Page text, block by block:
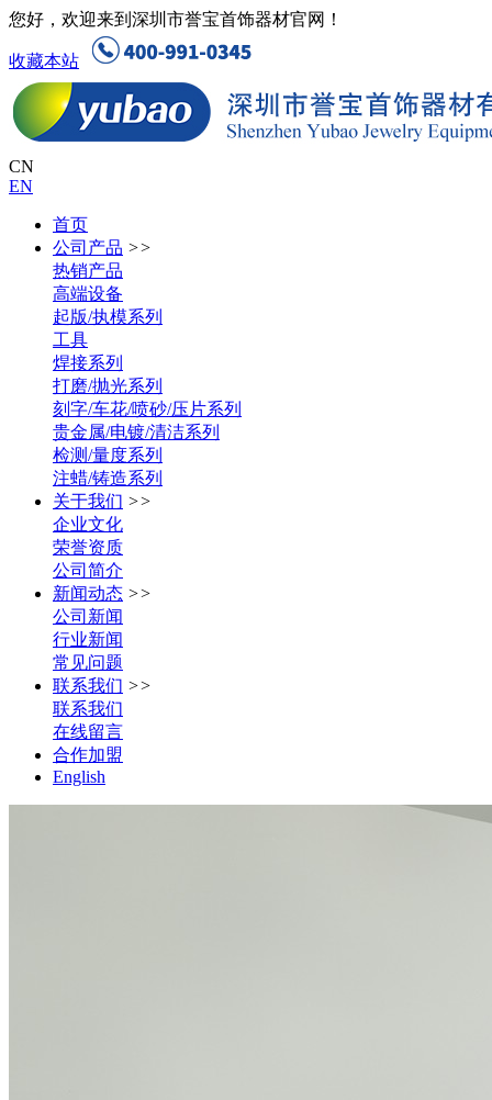
您好，欢迎来到深圳市誉宝首饰器材官网！
收藏本站
CN
EN
首页
公司产品 >>
热销产品
高端设备
起版/执模系列
工具
焊接系列
打磨/抛光系列
刻字/车花/喷砂/压片系列
贵金属/电镀/清洁系列
检测/量度系列
注蜡/铸造系列
关于我们 >>
企业文化
荣誉资质
公司简介
新闻动态 >>
公司新闻
行业新闻
常见问题
联系我们 >>
联系我们
在线留言
合作加盟
English